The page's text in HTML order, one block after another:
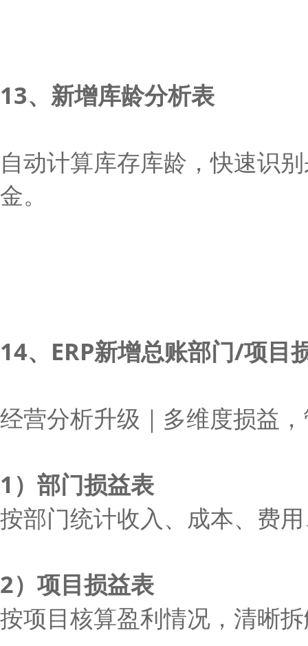
13、新增库龄分析表
自动计算库存库龄，快速识
金。
14、ERP新增总账部门/项目
经营分析升级｜多维度损益
1）部门损益表
按部门统计收入、成本、费
2）项目损益表
按项目核算盈利情况，清晰